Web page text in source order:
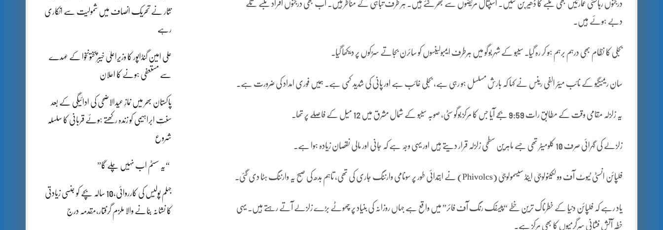
نثار نے تحریک انصاف میں شمولیت سے انکاری
رہے
علی امین گنڈاپور کا وزیراعلیٰ خیبرپختونخوا کے عہدے
سے مستعفی ہونے کا اعلان
پاکستان بھر میں نمازِ عیدالاضحی کی ادائیگی کے بعد
سنتِ ابراہیمی کو زندہ رکھتے ہوئے قربانی کا سلسلہ
شروع
“یہ سسٹم اب نہیں چلے گا”
جہلم پولیس کی کارروائی،10 سالہ بچے کو جنسی زیادتی
کا نشانہ بنانے والا ملزم گرفتار،مقدمہ درج
درجنوں رہائشی عمارتیں بھی ملبے کا ڈھیر بن گئیں۔ اسپتال مریضوں سے بھر گئے ہیں۔ ہر طرف تباہی کے مناظر ہیں۔ اب بھی درجنوں افراد ملبے تلے
دبے ہوئے ہیں۔
بجلی کا نظام بھی درہم برہم ہو کر رہ گیا۔ سیبو کے شہر بوگو میں ہرطرف ایمبولینسوں کو سائرن بجاتے سڑکوں پر دیکھا گیا۔
سان ریمیگیو کے نائب میئر الفی رینس نے کہا کہ بارش مسلسل ہو رہی ہے، بجلی غائب ہے اور پانی کی شدید کمی ہے۔ ہمیں فوری امداد کی ضرورت ہے۔
یہ زلزلہ مقامی وقت کے مطابق رات 9:59 بجے آیا جس کا مرکز بوگو سٹی، صوبہ سیبو کے شمال مشرق میں 12 میل کے فاصلے پر تھا۔
زلزلے کی گہرائی صرف 10 کلومیٹر تھی جسے ماہرین سطحی زلزلہ قرار دیتے ہیں اور یہی وجہ ہے کہ جانی اور مالی نقصان زیادہ ہوا ہے۔
فلپائن انسٹی ٹیوٹ آف وولکینولوجی اینڈ سیسمولوجی (Phivolcs) نے ابتدائی طور پر سونامی وارننگ جاری کی تھی، تاہم بدھ کی صبح یہ وارننگ ہٹا دی گئی۔
یاد رہے کہ فلپائن دنیا کے خطرناک ترین خطے “پیسفک رنگ آف فائر” میں واقع ہے جہاں روزانہ کی بنیاد پر چھوٹے بڑے زلزلے آتے رہتے ہیں۔ یہی
خطہ آتش فشانی سرگرمیوں کا بھی مرکز ہے۔